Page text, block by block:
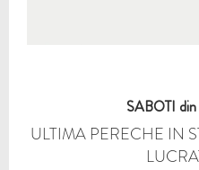
SABOTI
ULTIMA PERECHE IN